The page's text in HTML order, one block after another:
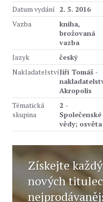
Datum vydání 2. 5. 2016
Vazba
kniha,
brožovaná
vazba
Jazyk
český
NakladatelstvíJiří Tomáš -
Akropolis
Tématická
skupina
2 -
Společenské
vědy; osvěta
Získejte
nových